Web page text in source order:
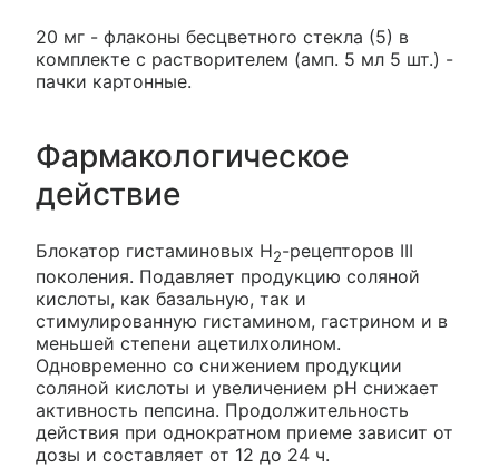
20 мг - флаконы бесцветного стекла (5) в
комплекте с растворителем (амп. 5 мл 5 шт.) -
пачки картонные.
Фармакологическое
действие
Блокатор гистаминовых H2-рецепторов III
поколения. Подавляет продукцию соляной
кислоты, как базальную, так и
стимулированную гистамином, гастрином и в
меньшей степени ацетилхолином.
Одновременно со снижением продукции
соляной кислоты и увеличением рН снижает
активность пепсина. Продолжительность
действия при однократном приеме зависит от
дозы и составляет от 12 до 24 ч.